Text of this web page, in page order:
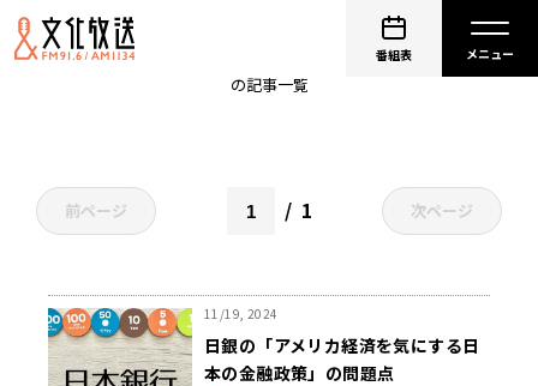
番組表
の記事一覧
前ページ 1 次ページ
11/19, 2024
日銀の「アメリカ経済を気にする日
本の金融政策」の問題点